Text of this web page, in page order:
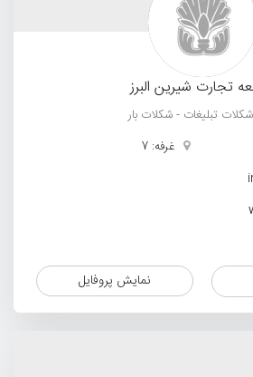
تجارت شیرین البرز
تبلیغات - شکلات بار
غرفه: 7
نمایش پروفایل